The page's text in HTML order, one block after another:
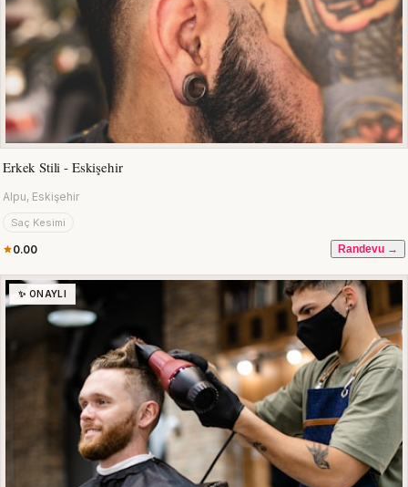
Erkek Stili - Eskişehir
Alpu, Eskişehir
Saç Kesimi
0.00 Randevu →
✨ ONAYLI